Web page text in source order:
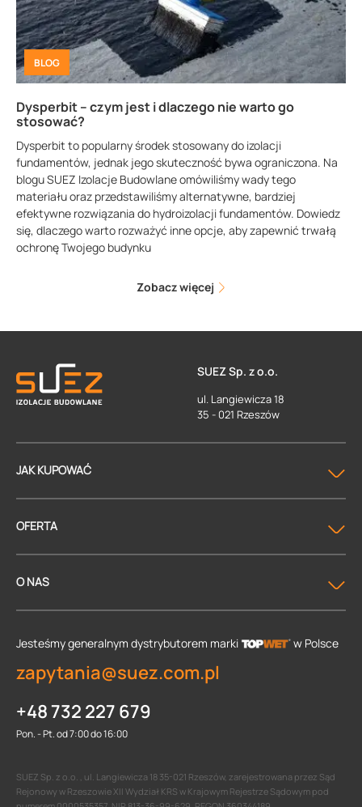
BLOG
Dysperbit – czym jest i dlaczego nie warto go
stosować?
Dysperbit to popularny środek stosowany do izolacji
fundamentów, jednak jego skuteczność bywa ograniczona. Na
blogu SUEZ Izolacje Budowlane omówiliśmy wady tego
materiału oraz przedstawiliśmy alternatywne, bardziej
efektywne rozwiązania do hydroizolacji fundamentów. Dowiedz
się, dlaczego warto rozważyć inne opcje, aby zapewnić trwałą
ochronę Twojego budynku
Zobacz więcej
SUEZ Sp. z o.o.
ul. Langiewicza 18
35 - 021 Rzeszów
JAK KUPOWAĆ
OFERTA
O NAS
Jesteśmy generalnym dystrybutorem marki w Polsce
zapytania@suez.com.pl
+48 732 227 679
Pon. - Pt. od 7:00 do 16:00
SUEZ Sp. z o.o. , ul. Langiewicza 18 35-021 Rzeszów, zarejestrowana przez Sąd
Rejonowy w Rzeszowie XII Wydział KRS w Krajowym Rejestrze Sądowym pod